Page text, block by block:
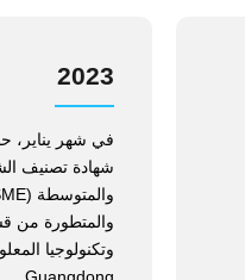
2023
في شهر يناير،
شهادة تصنيف
والمتطورة من
وتكنولوجيا
Guangdong.